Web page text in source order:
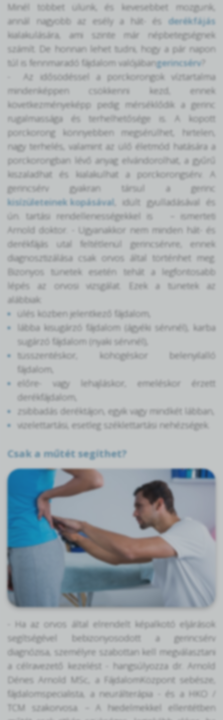
Minél többet ülünk, és kevesebbet mozgunk,
annál nagyobb az esély a hát- és derékfájás
kialakulására, ami szinte már népbetegségnek
számít. De honnan lehet tudni, hogy a pár napon
túl is fennmaradó fájdalom valójábangerincsérv
- Az idősödéssel a porckorongok víztartalma
mindenképpen csökkenni kezd, ennek
következményeképp pedig mérséklődik a gerinc
rugalmassága és terhelhetősége is. A kopott
porckorong könnyebben megsérülhet, hirtelen,
nagy terhelés, valamint az ülő életmód hatására a
porckorongban lévő anyag elvándorolhat, a gyűrű
kiszaladhat és kialakulhat a porckorongsérv. A
gerincsérv gyakran társul a gerinc
kisízületeinek kopásával , idült gyulladásával és
ún. tartási rendellenességekkel is – ismerteti
Arnold doktor. - Ugyanakkor nem minden hát- és
derékfájás utal feltétlenül gerincsérvre, ennek
diagnosztizálása csak orvos által történhet meg.
Bizonyos tünetek esetén tehát a legfontosabb
lépés az orvosi vizsgálat. Ezek a tünetek az
alábbiak:
ülés közben jelentkező fájdalom,
lábba kisugárzó fájdalom (ágyéki sérvnél), karba
sugárzó fájdalom (nyaki sérvnél),
tüsszentéskor, köhögéskor belenyilalló
fájdalom,
előre- vagy lehajláskor, emeléskor érzett
derékfájdalom,
zsibbadás deréktájon, egyik vagy mindkét lábban,
vizelettartási, esetleg széklettartási nehézségek.
Csak a műtét segíthet?
- Ha az orvos által elrendelt képalkotó eljárások
segítségével bebizonyosodott a gerincsérv
diagnózisa, személyre szabottan kell megválasztani
a célravezető kezelést - hangsúlyozza dr. Arnold
Dénes Arnold MSc, a FájdalomKözpont sebésze,
fájdalomspecialista, a neurálterápia - és a HKO /
TCM szakorvosa. – A hiedelmekkel ellentétben